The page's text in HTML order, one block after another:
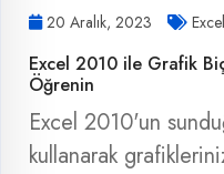
20 Aralık, 2023 Excel
Excel 2010 ile Grafik
Öğrenin
Excel 2010'un
kullanarak